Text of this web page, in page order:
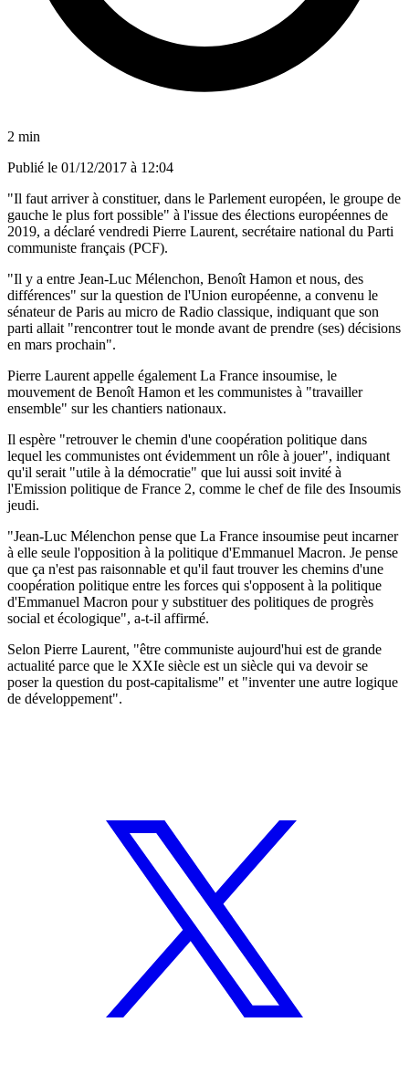
2 min
Publié le 01/12/2017 à 12:04
"Il faut arriver à constituer, dans le Parlement européen, le groupe de
gauche le plus fort possible" à l'issue des élections européennes de
2019, a déclaré vendredi Pierre Laurent, secrétaire national du Parti
communiste français (PCF).
"Il y a entre Jean-Luc Mélenchon, Benoît Hamon et nous, des
différences" sur la question de l'Union européenne, a convenu le
sénateur de Paris au micro de Radio classique, indiquant que son
parti allait "rencontrer tout le monde avant de prendre (ses) décisions
en mars prochain".
Pierre Laurent appelle également La France insoumise, le
mouvement de Benoît Hamon et les communistes à "travailler
ensemble" sur les chantiers nationaux.
Il espère "retrouver le chemin d'une coopération politique dans
lequel les communistes ont évidemment un rôle à jouer", indiquant
qu'il serait "utile à la démocratie" que lui aussi soit invité à
l'Emission politique de France 2, comme le chef de file des Insoumis
jeudi.
"Jean-Luc Mélenchon pense que La France insoumise peut incarner
à elle seule l'opposition à la politique d'Emmanuel Macron. Je pense
que ça n'est pas raisonnable et qu'il faut trouver les chemins d'une
coopération politique entre les forces qui s'opposent à la politique
d'Emmanuel Macron pour y substituer des politiques de progrès
social et écologique", a-t-il affirmé.
Selon Pierre Laurent, "être communiste aujourd'hui est de grande
actualité parce que le XXIe siècle est un siècle qui va devoir se
poser la question du post-capitalisme" et "inventer une autre logique
de développement".